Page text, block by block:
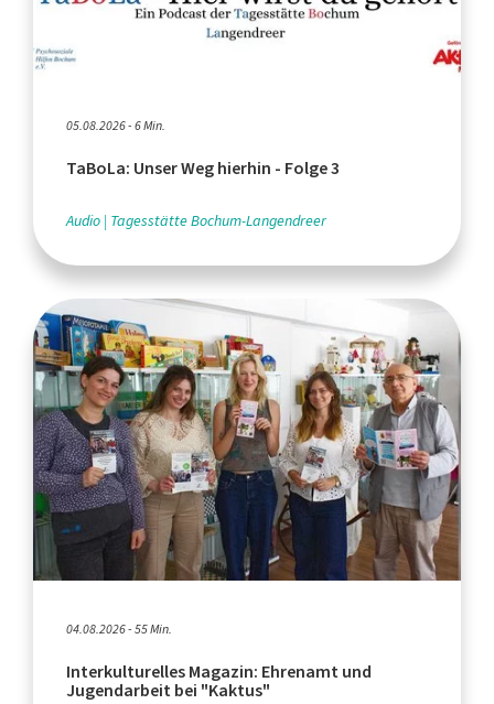
05.08.2026 - 6 Min.
TaBoLa: Unser Weg hierhin - Folge 3
Audio Tagesstätte Bochum-Langendreer
04.08.2026 - 55 Min.
Interkulturelles Magazin: Ehrenamt und
Jugendarbeit bei "Kaktus"